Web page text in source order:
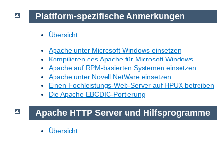
Plattform-spezifische Anmerkungen
Übersicht
Apache unter Microsoft Windows einsetzen
Kompilieren des Apache für Microsoft Windows
Apache auf RPM-basierten Systemen einsetzen
Apache unter Novell NetWare einsetzen
Einen Hochleistungs-Web-Server auf HPUX betreiben
Die Apache EBCDIC-Portierung
Apache HTTP Server und Hilfsprogramme
Übersicht